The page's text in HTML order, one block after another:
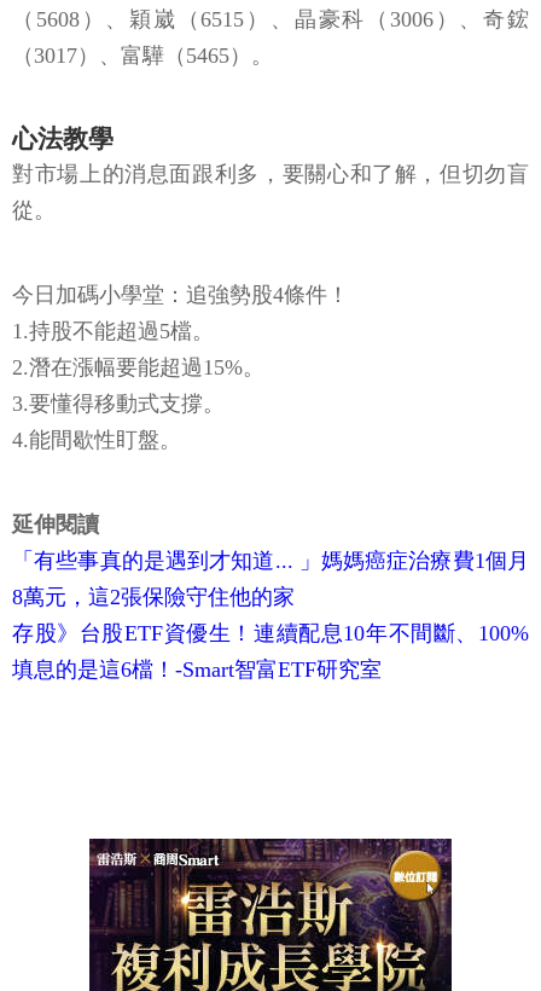
（5608）、穎崴（6515）、晶豪科（3006）、奇鋐
（3017）、富驊（5465）。
心法教學
對市場上的消息面跟利多，要關心和了解，但切勿盲
從。
今日加碼小學堂：追強勢股4條件！
1.持股不能超過5檔。
2.潛在漲幅要能超過15%。
3.要懂得移動式支撐。
4.能間歇性盯盤。
延伸閱讀
「有些事真的是遇到才知道... 」媽媽癌症治療費1個月
8萬元，這2張保險守住他的家
存股》台股ETF資優生！連續配息10年不間斷、100%
填息的是這6檔！-Smart智富ETF研究室